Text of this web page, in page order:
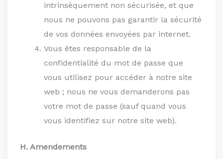
intrinsèquement non sécurisée, et que
nous ne pouvons pas garantir la sécurité
de vos données envoyées par internet.
Vous êtes responsable de la
confidentialité du mot de passe que
vous utilisez pour accéder à notre site
web ; nous ne vous demanderons pas
votre mot de passe (sauf quand vous
vous identifiez sur notre site web).
H. Amendements